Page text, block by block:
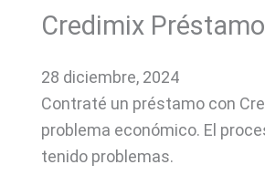
Credimix
28 diciembre, 2024
Contraté un préstamo con
problema económico. El
tenido problemas.